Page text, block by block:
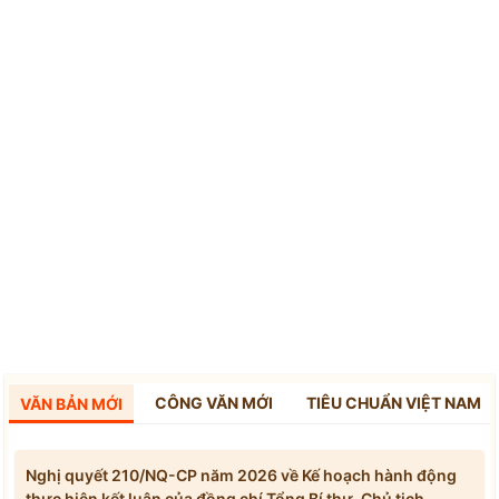
VĂN BẢN MỚI CÔNG VĂN MỚI TIÊU CHUẨN VIỆT NAM
Nghị quyết 210/NQ-CP năm 2026 về Kế hoạch hành động